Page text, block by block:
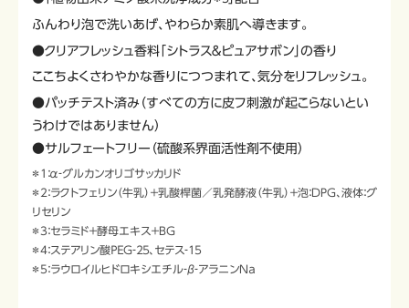
ふんわり泡で洗いあげ、やわらか素肌へ導きます。
●クリアフレッシュ香料「シトラス＆ピュアサボン」の香り
ここちよくさわやかな香りにつつまれて、気分をリフレッシュ。
●パッチテスト済み（すべての方に皮フ刺激が起こらないとい
うわけではありません）
●サルフェートフリー（硫酸系界面活性剤不使用）
＊1：α‐グルカンオリゴサッカリド
＊2：ラクトフェリン（牛乳）＋乳酸桿菌／乳発酵液（牛乳）＋泡：DPG、液体：グ
リセリン
＊3：セラミド＋酵母エキス＋BG
＊4：ステアリン酸ＰＥＧ‐２５、セテス‐１５
＊5：ラウロイルヒドロキシエチル‐β‐アラニンＮａ